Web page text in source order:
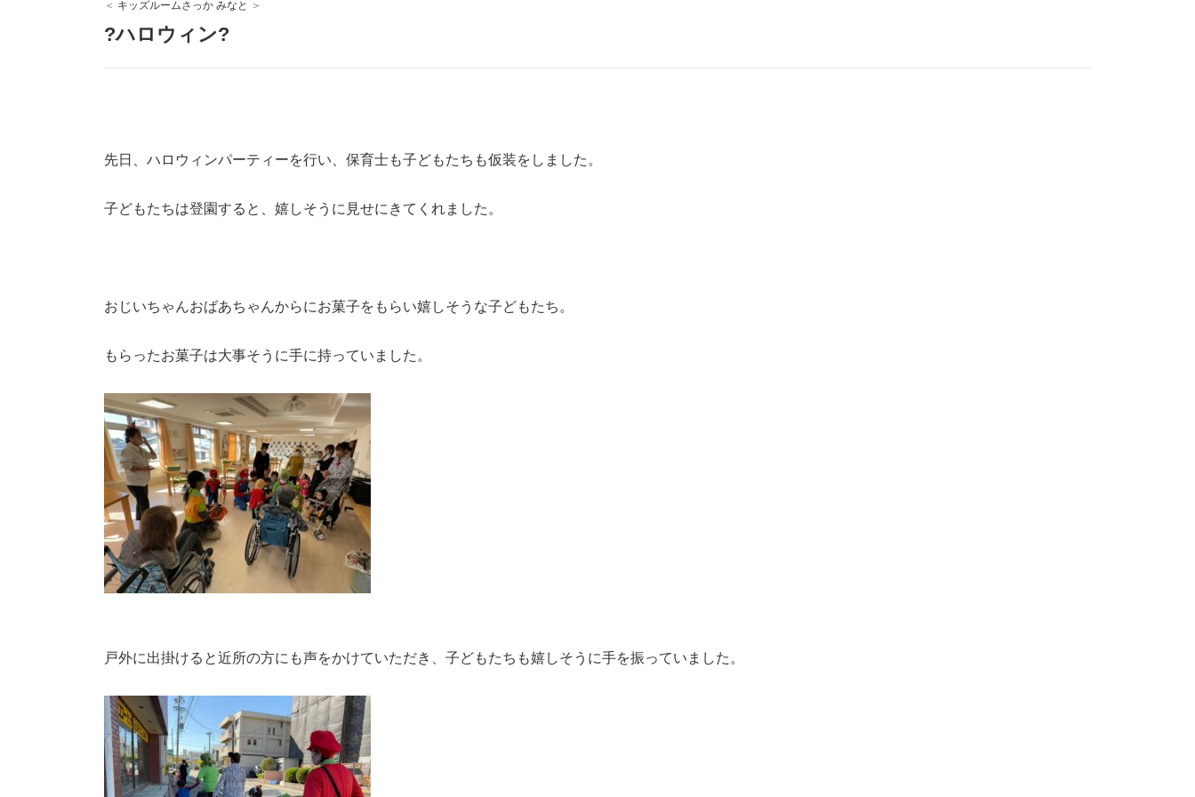
キッズルームさっか みなと
?ハロウィン?
先日、ハロウィンパーティーを行い、保育士も子どもたちも仮装をしました。
子どもたちは登園すると、嬉しそうに見せにきてくれました。
おじいちゃんおばあちゃんからにお菓子をもらい嬉しそうな子どもたち。
もらったお菓子は大事そうに手に持っていました。
戸外に出掛けると近所の方にも声をかけていただき、子どもたちも嬉しそうに手を振っていました。